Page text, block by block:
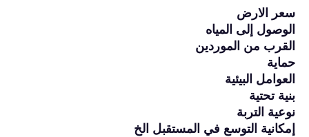
سعر الارض
الوصول إلى المياه
القرب من الموردين
حماية
العوامل البيئية
بنية تحتية
نوعية التربة
إمكانية التوسع في المستقبل الخ